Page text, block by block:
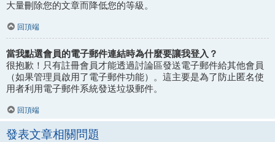
大量刪除您的文章而降低您的等級。
回頂端
當我點選會員的電子郵件連結時為什麼要讓我登入？
很抱歉！只有註冊會員才能透過討論區發送電子郵件給其他會員
（如果管理員啟用了電子郵件功能）。這主要是為了防止匿名使
用者利用電子郵件系統發送垃圾郵件。
回頂端
發表文章相關問題